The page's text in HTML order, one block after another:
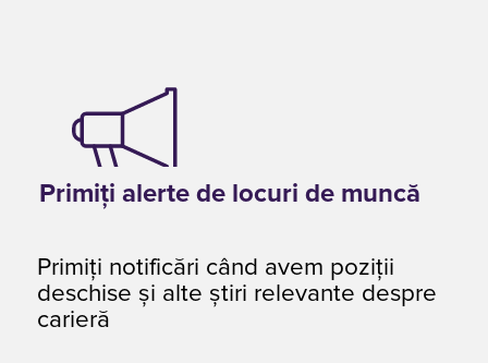
Primiți alerte de locuri de muncă
Primiți notificări când avem poziţii
deschise și alte știri relevante despre
carieră